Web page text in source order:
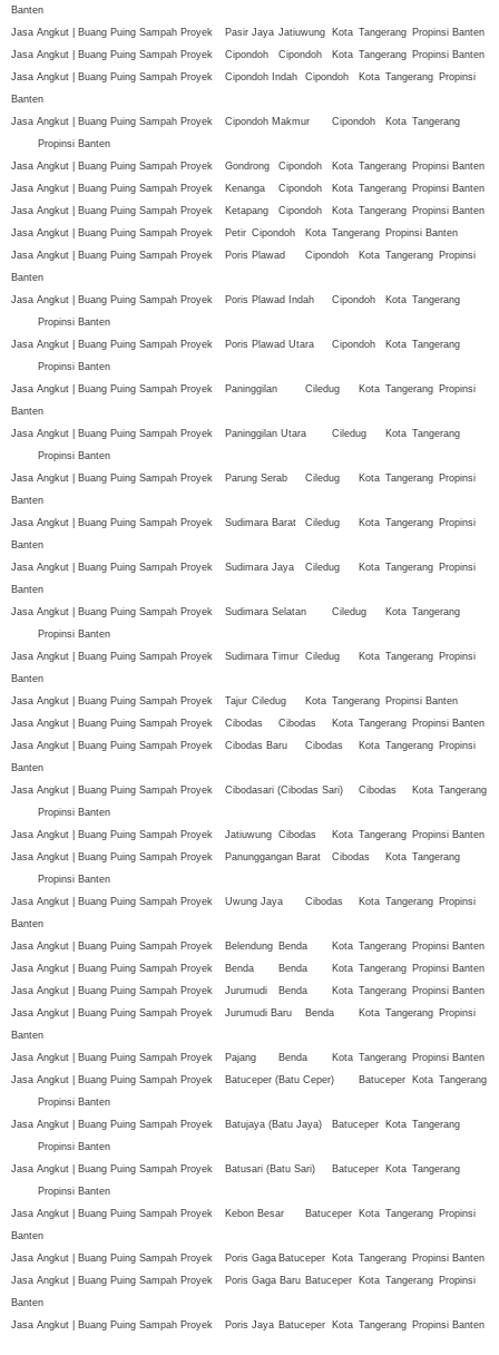
Banten
Jasa Angkut | Buang Puing Sampah Proyek
Pasir Jaya Jatiuwung Kota Tangerang Propinsi Banten
Jasa Angkut | Buang Puing Sampah Proyek
Cipondoh Cipondoh Kota Tangerang Propinsi Banten
Jasa Angkut | Buang Puing Sampah Proyek
Cipondoh Indah Cipondoh Kota Tangerang Propinsi
Banten
Jasa Angkut | Buang Puing Sampah Proyek
Cipondoh Makmur Cipondoh Kota Tangerang
Propinsi Banten
Jasa Angkut | Buang Puing Sampah Proyek
Gondrong Cipondoh Kota Tangerang Propinsi Banten
Jasa Angkut | Buang Puing Sampah Proyek
Kenanga Cipondoh Kota Tangerang Propinsi Banten
Jasa Angkut | Buang Puing Sampah Proyek
Ketapang Cipondoh Kota Tangerang Propinsi Banten
Jasa Angkut | Buang Puing Sampah Proyek
Petir Cipondoh Kota Tangerang Propinsi Banten
Jasa Angkut | Buang Puing Sampah Proyek
Poris Plawad Cipondoh Kota Tangerang Propinsi
Banten
Jasa Angkut | Buang Puing Sampah Proyek
Poris Plawad Indah Cipondoh Kota Tangerang
Propinsi Banten
Jasa Angkut | Buang Puing Sampah Proyek
Poris Plawad Utara Cipondoh Kota Tangerang
Propinsi Banten
Jasa Angkut | Buang Puing Sampah Proyek
Paninggilan Ciledug Kota Tangerang Propinsi
Banten
Jasa Angkut | Buang Puing Sampah Proyek
Paninggilan Utara Ciledug Kota Tangerang
Propinsi Banten
Jasa Angkut | Buang Puing Sampah Proyek
Parung Serab Ciledug Kota Tangerang Propinsi
Banten
Jasa Angkut | Buang Puing Sampah Proyek
Sudimara Barat Ciledug Kota Tangerang Propinsi
Banten
Jasa Angkut | Buang Puing Sampah Proyek
Sudimara Jaya Ciledug Kota Tangerang Propinsi
Banten
Jasa Angkut | Buang Puing Sampah Proyek
Sudimara Selatan Ciledug Kota Tangerang
Propinsi Banten
Jasa Angkut | Buang Puing Sampah Proyek
Sudimara Timur Ciledug Kota Tangerang Propinsi
Banten
Jasa Angkut | Buang Puing Sampah Proyek
Tajur Ciledug Kota Tangerang Propinsi Banten
Jasa Angkut | Buang Puing Sampah Proyek
Cibodas Cibodas Kota Tangerang Propinsi Banten
Jasa Angkut | Buang Puing Sampah Proyek
Cibodas Baru Cibodas Kota Tangerang Propinsi
Banten
Jasa Angkut | Buang Puing Sampah Proyek
Cibodasari (Cibodas Sari) Cibodas Kota Tangerang
Propinsi Banten
Jasa Angkut | Buang Puing Sampah Proyek
Jatiuwung Cibodas Kota Tangerang Propinsi Banten
Jasa Angkut | Buang Puing Sampah Proyek
Panunggangan Barat Cibodas Kota Tangerang
Propinsi Banten
Jasa Angkut | Buang Puing Sampah Proyek
Uwung Jaya Cibodas Kota Tangerang Propinsi
Banten
Jasa Angkut | Buang Puing Sampah Proyek
Belendung Benda Kota Tangerang Propinsi Banten
Jasa Angkut | Buang Puing Sampah Proyek
Benda Benda Kota Tangerang Propinsi Banten
Jasa Angkut | Buang Puing Sampah Proyek
Jurumudi Benda Kota Tangerang Propinsi Banten
Jasa Angkut | Buang Puing Sampah Proyek
Jurumudi Baru Benda Kota Tangerang Propinsi
Banten
Jasa Angkut | Buang Puing Sampah Proyek
Pajang Benda Kota Tangerang Propinsi Banten
Jasa Angkut | Buang Puing Sampah Proyek
Batuceper (Batu Ceper) Batuceper Kota Tangerang
Propinsi Banten
Jasa Angkut | Buang Puing Sampah Proyek
Batujaya (Batu Jaya) Batuceper Kota Tangerang
Propinsi Banten
Jasa Angkut | Buang Puing Sampah Proyek
Batusari (Batu Sari) Batuceper Kota Tangerang
Propinsi Banten
Jasa Angkut | Buang Puing Sampah Proyek
Kebon Besar Batuceper Kota Tangerang Propinsi
Banten
Jasa Angkut | Buang Puing Sampah Proyek
Poris Gaga Batuceper Kota Tangerang Propinsi Banten
Jasa Angkut | Buang Puing Sampah Proyek
Poris Gaga Baru Batuceper Kota Tangerang Propinsi
Banten
Jasa Angkut | Buang Puing Sampah Proyek
Poris Jaya Batuceper Kota Tangerang Propinsi Banten